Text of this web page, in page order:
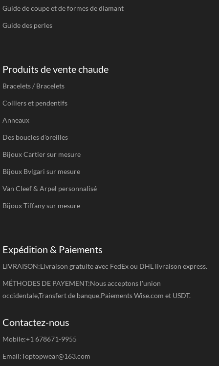
Guide de coupe et de formes de diamant
Guide des perles
Produits de vente chaude
Bracelets / Bracelets
Colliers et pendentifs
Anneaux
Des boucles d'oreilles
Bijoux Cartier sur mesure
Bijoux Bvlgari sur mesure
Van Cleef & Arpel personnalisé
Bijoux Tiffany sur mesure
Expédition & Paiements
LIVRAISON:Livraison gratuite avec FedEx ou DHL livraison express.
MÉTHODES DE PAYEMENT:Nous acceptons l'union
occidentale,Transfert de banque,Paiements Wise.com et USDT.
Contactez-nous
Mobile:+1 678671-9955
Email:Toptopwear@163.com